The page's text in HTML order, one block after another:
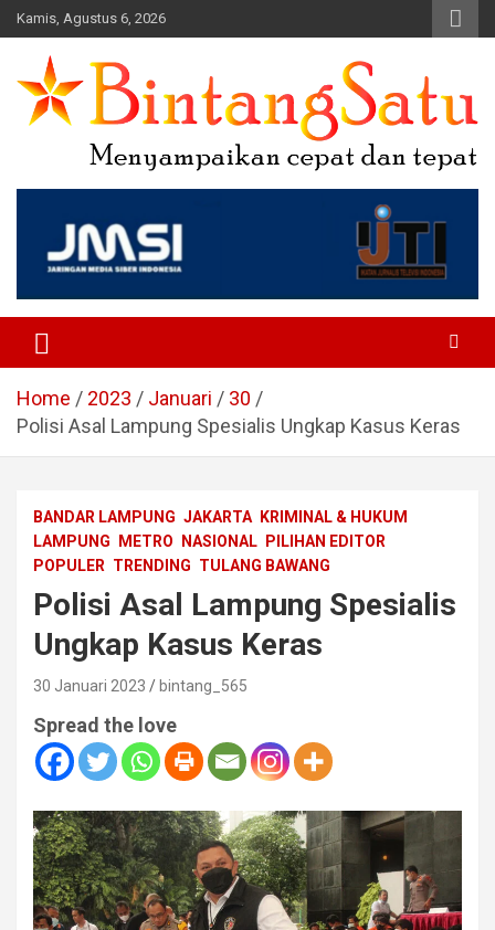
Skip
to
content
Kamis, Agustus 6, 2026
Portal Berita Nasional dan
Regional
Home 2023 Januari
30
Polisi Asal Lampung Spesialis Ungkap Kasus Keras
BANDAR LAMPUNG JAKARTA
KRIMINAL & HUKUM
LAMPUNG
METRO NASIONAL
PILIHAN EDITOR
POPULER TRENDING TULANG BAWANG
Polisi Asal Lampung Spesialis
Ungkap Kasus Keras
30 Januari 2023 bintang_565
Spread the love